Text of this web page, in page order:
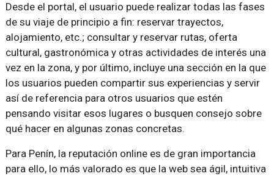
Desde el portal, el usuario puede realizar todas las fases
de su viaje de principio a fin: reservar trayectos,
alojamiento, etc.; consultar y reservar rutas, oferta
cultural, gastronómica y otras actividades de interés una
vez en la zona, y por último, incluye una sección en la que
los usuarios pueden compartir sus experiencias y servir
así de referencia para otros usuarios que estén
pensando visitar esos lugares o busquen consejo sobre
qué hacer en algunas zonas concretas.
Para Penín, la reputación online es de gran importancia
para ello, lo más valorado es que la web sea ágil, intuitiva